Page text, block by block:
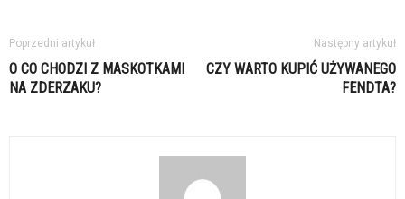
Poprzedni artykuł
O CO CHODZI Z MASKOTKAMI
NA ZDERZAKU?
Następny artykuł
CZY WARTO KUPIĆ UŻYWANEGO
FENDTA?